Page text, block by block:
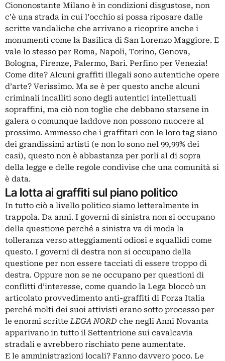
Ciononostante Milano è in condizioni disgustose, non
c’è una strada in cui l’occhio si possa riposare dalle
scritte vandaliche che arrivano a ricoprire anche i
monumenti come la Basilica di San Lorenzo Maggiore. E
vale lo stesso per Roma, Napoli, Torino, Genova,
Bologna, Firenze, Palermo, Bari. Perfino per Venezia!
Come dite? Alcuni graffiti illegali sono autentiche opere
d’arte? Verissimo. Ma se è per questo anche alcuni
criminali incalliti sono degli autentici intellettuali
sopraffini, ma ciò non toglie che debbano starsene in
galera o comunque laddove non possono nuocere al
prossimo. Ammesso che i graffitari con le loro tag siano
dei grandissimi artisti (e non lo sono nel 99,99% dei
casi), questo non è abbastanza per porli al di sopra
della legge e delle regole condivise che una comunità si
è data.
La lotta ai graffiti sul piano politico
In tutto ciò a livello politico siamo letteralmente in
trappola. Da anni. I governi di sinistra non si occupano
della questione perché a sinistra va di moda la
tolleranza verso atteggiamenti odiosi e squallidi come
questo. I governi di destra non si occupano della
questione per non essere tacciati di essere troppo di
destra. Oppure non se ne occupano per questioni di
conflitti d’interesse, come quando la Lega bloccò un
articolato provvedimento anti-graffiti di Forza Italia
perché molti dei suoi attivisti erano sotto processo per
le enormi scritteLEGA NORD che negli Anni Novanta
apparivano in tutto il Settentrione sui cavalcavia
stradali e avrebbero rischiato pene aumentate.
E le amministrazioni locali? Fanno davvero poco. Le